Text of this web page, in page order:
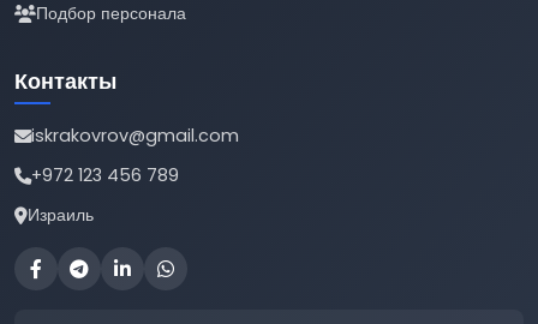
Подбор персонала
Контакты
iskrakovrov@gmail.com
+972 123 456 789
Израиль